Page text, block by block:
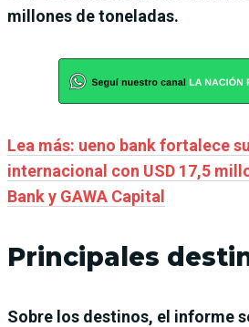
millones de toneladas.
Lea más: ueno bank fortalece
internacional con USD 17,5
Bank y GAWA Capital
Principales
Sobre los destinos, el informe